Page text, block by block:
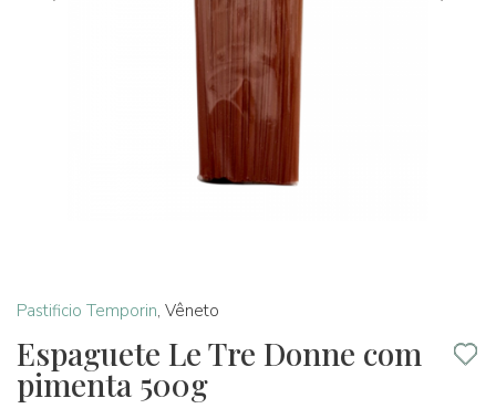
Pastificio Temporin, Vêneto
Espaguete Le Tre Donne com
pimenta 500g